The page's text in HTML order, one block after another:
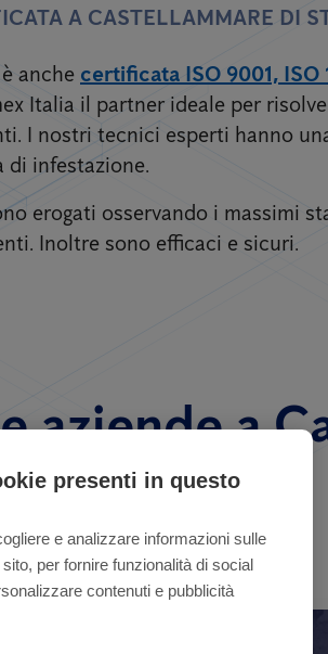
A CASTELLAMMARE DI
anche certificata ISO 9001, ISO
Italia il partner ideale per
I nostri tecnici esperti hanno
di infestazione.
erogati osservando i massimi
Inoltre sono efficaci e sicuri.
aziende a
presenti in questo
e analizzare informazioni sulle
per fornire funzionalità di social
contenuti e pubblicità